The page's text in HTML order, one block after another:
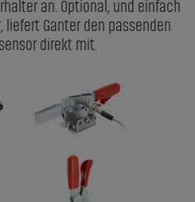
an. Optional, und einfach
liefert Ganter den passenden
direkt mit.